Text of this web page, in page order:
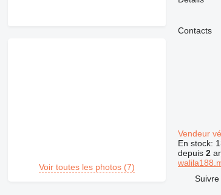
Voir toutes les photos (7)
Contacts
Vendeur
En stock:
depuis 2